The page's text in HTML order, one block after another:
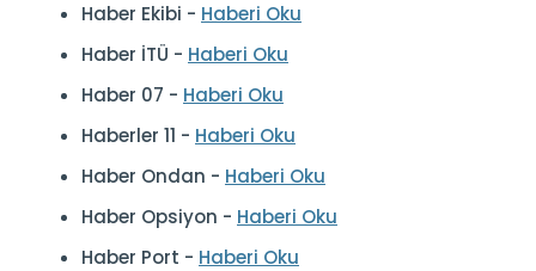
Haber Ekibi - Haberi Oku
Haber İTÜ - Haberi Oku
Haber 07 - Haberi Oku
Haberler 11 - Haberi Oku
Haber Ondan - Haberi Oku
Haber Opsiyon - Haberi Oku
Haber Port - Haberi Oku